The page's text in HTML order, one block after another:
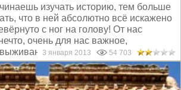
изучать историю, тем больше
что в ней абсолютно всё искажено
с ног на голову! От нас
очень для нас важное,
3 января 2013 54 703